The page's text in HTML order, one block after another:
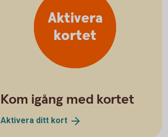
Aktivera
kortet
Kom igång med kortet
Aktivera ditt kort